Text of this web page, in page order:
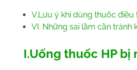
V.Lưu ý khi dùng thuốc
VI. Những sai lầm cần tránh
I.Uống thuốc HP bị